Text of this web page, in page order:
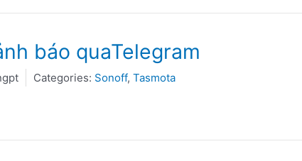
báo quaTelegram
Categories: Sonoff, Tasmota